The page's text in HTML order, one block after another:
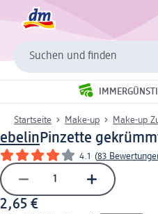
Suchen und finden
Startseite Make-up Make-up
ebelinPinzette
4.1 (83
2,65 €